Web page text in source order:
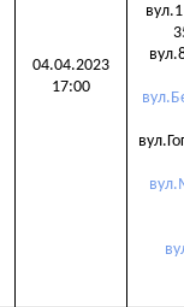
04.04.2023
17:00